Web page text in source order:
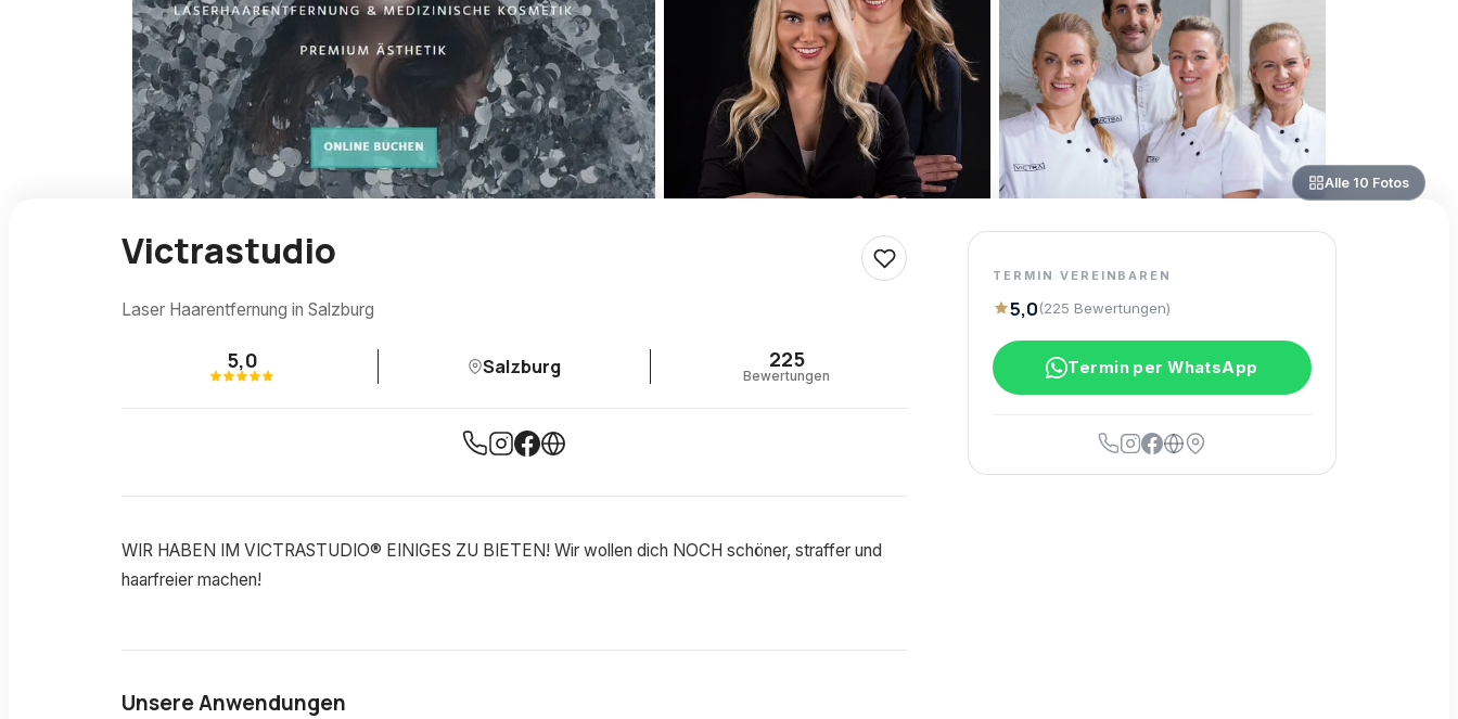
Alle 10 Fotos
Victrastudio
Laser Haarentfernung in Salzburg
5,0 Salzburg 225
Bewertungen
WIR HABEN IM VICTRASTUDIO® EINIGES ZU BIETEN! Wir wollen dich NOCH schöner, straffer und
haarfreier machen!
Unsere Anwendungen
TERMIN VEREINBAREN
5,0(225 Bewertungen)
Termin per WhatsApp